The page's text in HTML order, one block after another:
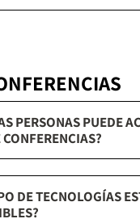
PERSONAS PUEDE
DE TECNOLOGÍAS